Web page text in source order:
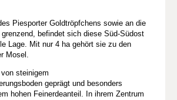
Piesporter Goldtröpfchens sowie an die
befindet sich diese Süd-Südost
Lage. Mit nur 4 ha gehört sie zu den
Mosel.
steinigem
geprägt und besonders
hohen Feinerdeanteil. In ihrem Zentrum